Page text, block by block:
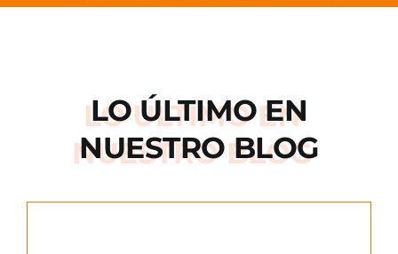
LO ÚLTIMO EN
NUESTRO BLOG